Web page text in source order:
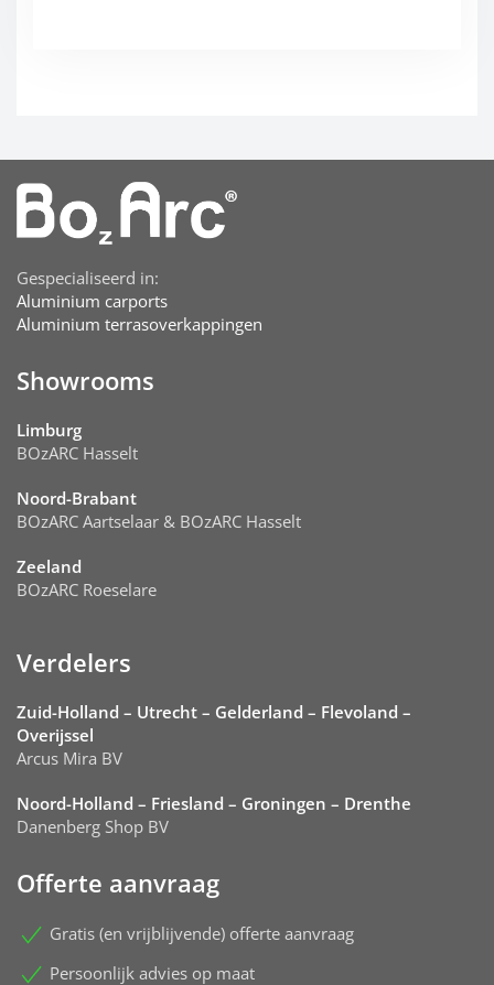
Gespecialiseerd in:
Aluminium carports
Aluminium terrasoverkappingen
Showrooms
Limburg
BOzARC Hasselt
Noord-Brabant
BOzARC Aartselaar & BOzARC Hasselt
Zeeland
BOzARC Roeselare
Verdelers
Zuid-Holland – Utrecht – Gelderland – Flevoland –
Overijssel
Arcus Mira BV
Noord-Holland – Friesland – Groningen – Drenthe
Danenberg Shop BV
Offerte aanvraag
Gratis (en vrijblijvende) offerte aanvraag
Persoonlijk advies op maat